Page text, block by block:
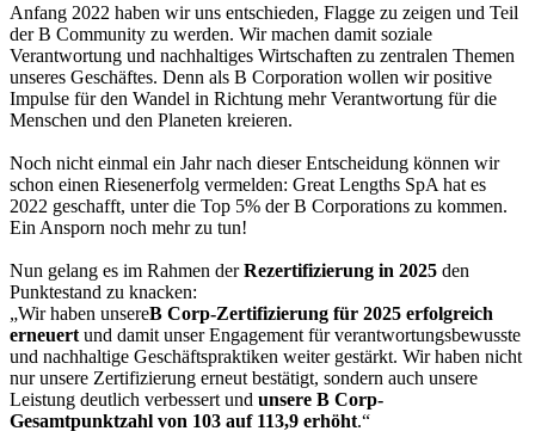
Anfang 2022 haben wir uns entschieden, Flagge zu zeigen und Teil
der B Community zu werden. Wir machen damit soziale
Verantwortung und nachhaltiges Wirtschaften zu zentralen Themen
unseres Geschäftes. Denn als B Corporation wollen wir positive
Impulse für den Wandel in Richtung mehr Verantwortung für die
Menschen und den Planeten kreieren.
Noch nicht einmal ein Jahr nach dieser Entscheidung können wir
schon einen Riesenerfolg vermelden: Great Lengths SpA hat es
2022 geschafft, unter die Top 5% der B Corporations zu kommen.
Ein Ansporn noch mehr zu tun!
Nun gelang es im Rahmen derRezertifizierung in 2025 den
Punktestand zu knacken:
„Wir haben unsereB Corp-Zertifizierung für 2025 erfolgreich
erneuert und damit unser Engagement für verantwortungsbewusste
und nachhaltige Geschäftspraktiken weiter gestärkt. Wir haben nicht
nur unsere Zertifizierung erneut bestätigt, sondern auch unsere
Leistung deutlich verbessert und unsere B Corp-
Gesamtpunktzahl von 103 auf 113,9 erhöht.“